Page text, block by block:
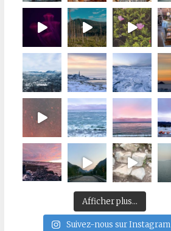
Afficher plus...
Suivez-nous sur Instagram